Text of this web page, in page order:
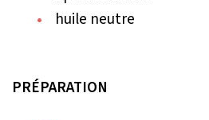
huile neutre
PRÉPARATION